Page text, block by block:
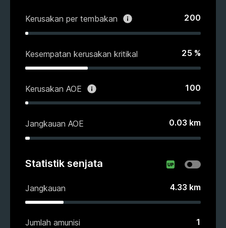
Kerusakan per tembakan 200
Kesempatan kerusakan kritikal 25 %
Kerusakan AOE 100
Jangkauan AOE 0.03 km
Statistik senjata
Jangkauan 4.33 km
Jumlah amunisi 1